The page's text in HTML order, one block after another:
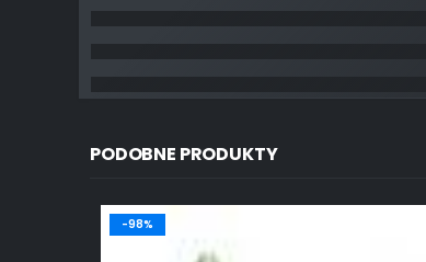
PODOBNE PRODUKTY
-98%